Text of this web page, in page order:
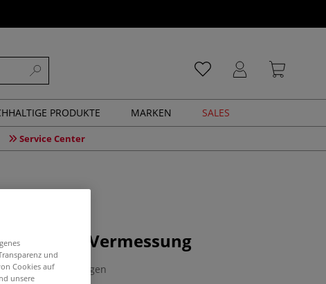
PRODUKTE MARKEN SALES
Service Center
Vermessung
0 Bewertungen
und
Cookies auf
unsere